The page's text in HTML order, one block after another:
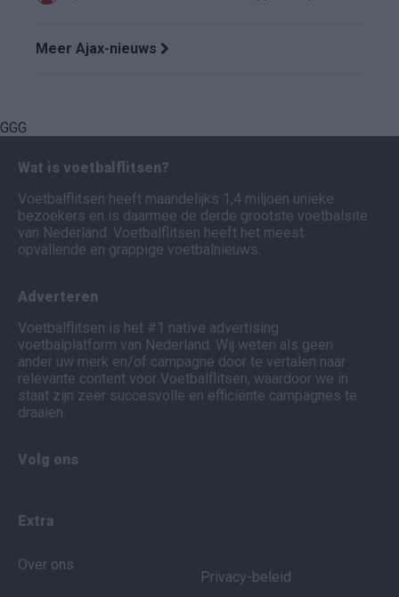
Meer Ajax-nieuws
GGG
Wat is voetbalflitsen?
Voetbalflitsen heeft maandelijks 1,4 miljoen unieke
bezoekers en is daarmee de derde grootste voetbalsite
van Nederland. Voetbalflitsen heeft het meest
opvallende en grappige voetbalnieuws.
Adverteren
Voetbalflitsen is het #1 native advertising
voetbalplatform van Nederland. Wij weten als geen
ander uw merk en/of campagne door te vertalen naar
relevante content voor Voetbalflitsen, waardoor we in
staat zijn zeer succesvolle en efficiënte campagnes te
draaien.
Volg ons
Extra
Over ons
Privacy-beleid